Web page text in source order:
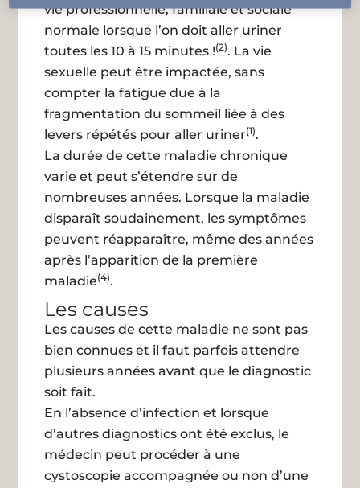
vie professionnelle, familiale et sociale
normale lorsque l’on doit aller uriner
toutes les 10 à 15 minutes !(2). La vie
sexuelle peut être impactée, sans
compter la fatigue due à la
fragmentation du sommeil liée à des
levers répétés pour aller uriner(1).
La durée de cette maladie chronique
varie et peut s’étendre sur de
nombreuses années. Lorsque la maladie
disparaît soudainement, les symptômes
peuvent réapparaître, même des années
après l’apparition de la première
maladie(4).
Les causes
Les causes de cette maladie ne sont pas
bien connues et il faut parfois attendre
plusieurs années avant que le diagnostic
soit fait.
En l’absence d’infection et lorsque
d’autres diagnostics ont été exclus, le
médecin peut procéder à une
cystoscopie accompagnée ou non d’une